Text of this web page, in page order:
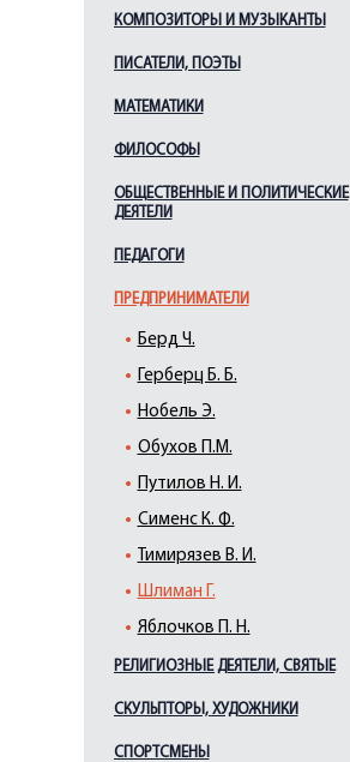
КОМПОЗИТОРЫ И МУЗЫКАНТЫ
ПИСАТЕЛИ, ПОЭТЫ
МАТЕМАТИКИ
ФИЛОСОФЫ
ОБЩЕСТВЕННЫЕ И ПОЛИТИЧЕСКИЕ
ДЕЯТЕЛИ
ПЕДАГОГИ
ПРЕДПРИНИМАТЕЛИ
Берд Ч.
Герберц Б. Б.
Нобель Э.
Обухов П.М.
Путилов Н. И.
Сименс К. Ф.
Тимирязев В. И.
Шлиман Г.
Яблочков П. Н.
РЕЛИГИОЗНЫЕ ДЕЯТЕЛИ, СВЯТЫЕ
СКУЛЬПТОРЫ, ХУДОЖНИКИ
СПОРТСМЕНЫ